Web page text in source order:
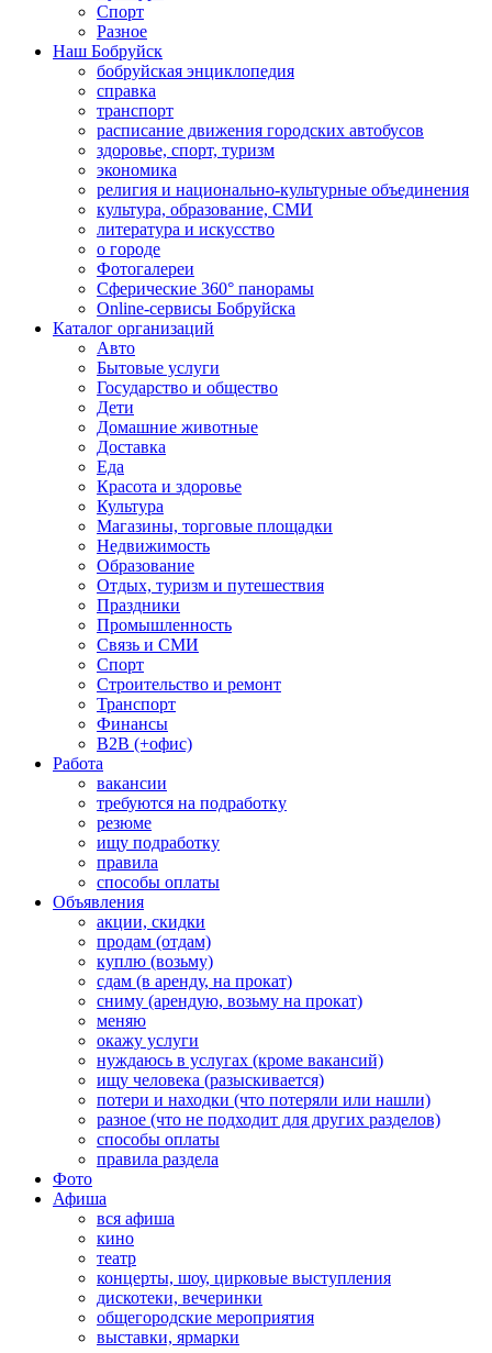
Спорт
Разное
Наш Бобруйск
бобруйская энциклопедия
справка
транспорт
расписание движения городских автобусов
здоровье, спорт, туризм
экономика
религия и национально-культурные объединения
культура, образование, СМИ
литература и искусство
о городе
Фотогалереи
Сферические 360° панорамы
Online-сервисы Бобруйска
Каталог организаций
Авто
Бытовые услуги
Государство и общество
Дети
Домашние животные
Доставка
Еда
Красота и здоровье
Культура
Магазины, торговые площадки
Недвижимость
Образование
Отдых, туризм и путешествия
Праздники
Промышленность
Связь и СМИ
Спорт
Строительство и ремонт
Транспорт
Финансы
B2B (+офис)
Работа
вакансии
требуются на подработку
резюме
ищу подработку
правила
способы оплаты
Объявления
акции, скидки
продам (отдам)
куплю (возьму)
сдам (в аренду, на прокат)
сниму (арендую, возьму на прокат)
меняю
окажу услуги
нуждаюсь в услугах (кроме вакансий)
ищу человека (разыскивается)
потери и находки (что потеряли или нашли)
разное (что не подходит для других разделов)
способы оплаты
правила раздела
Фото
Афиша
вся афиша
кино
театр
концерты, шоу, цирковые выступления
дискотеки, вечеринки
общегородские мероприятия
выставки, ярмарки